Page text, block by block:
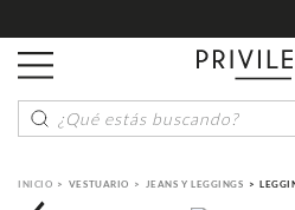
¿Qué estás buscando?
VESTUARIO JEANS Y LEGGINGS